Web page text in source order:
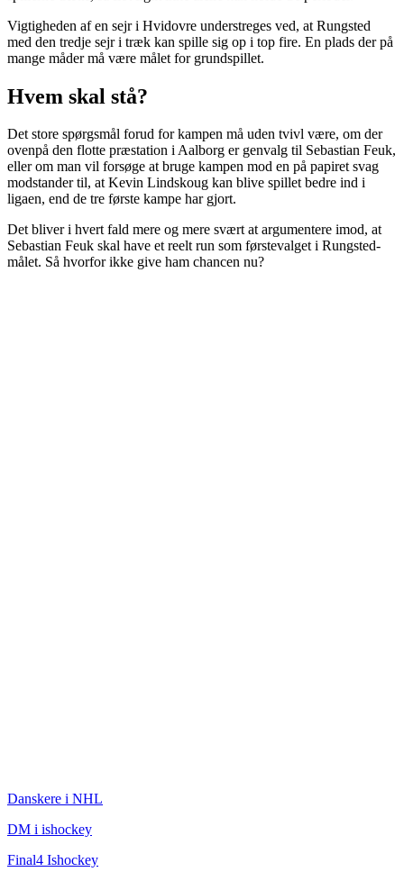
Vigtigheden af en sejr i Hvidovre understreges ved, at Rungsted
med den tredje sejr i træk kan spille sig op i top fire. En plads der på
mange måder må være målet for grundspillet.
Hvem skal stå?
Det store spørgsmål forud for kampen må uden tvivl være, om der
ovenpå den flotte præstation i Aalborg er genvalg til Sebastian Feuk,
eller om man vil forsøge at bruge kampen mod en på papiret svag
modstander til, at Kevin Lindskoug kan blive spillet bedre ind i
ligaen, end de tre første kampe har gjort.
Det bliver i hvert fald mere og mere svært at argumentere imod, at
Sebastian Feuk skal have et reelt run som førstevalget i Rungsted-
målet. Så hvorfor ikke give ham chancen nu?
Danskere i NHL
DM i ishockey
Final4 Ishockey